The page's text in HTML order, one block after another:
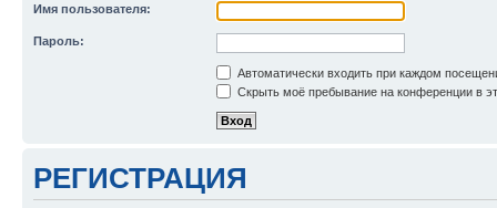
Имя пользователя:
Пароль:
Автоматически входить при каждом
Скрыть моё пребывание на конференции в
РЕГИСТРАЦИЯ